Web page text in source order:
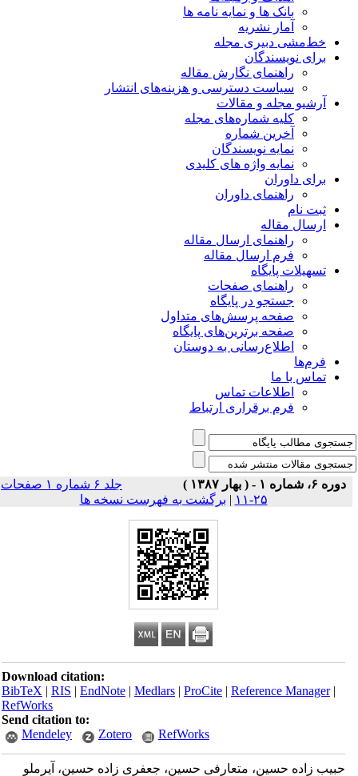
بانک ها و نمایه نامه ها
آمار نشریه
خط‌مشی دبیری مجله
برای نویسندگان
راهنمای نگارش مقاله
سیاست دسترسی و هزینه‌های انتشار
آرشیو مجله و مقالات
کلیه شماره‌های مجله
آخرین شماره
نمایه نویسندگان
نمایه واژه های کلیدی
برای داوران
راهنمای داوران
ثبت نام
ارسال مقاله
راهنمای ارسال مقاله
فرم ارسال مقاله
تسهیلات پایگاه
راهنمای صفحات
جستجو در پایگاه
صفحه پرسش‌های متداول
صفحه برترین‌های پایگاه
اطلاع‌رسانی به دوستان
فرم‌ها
تماس با ما
اطلاعات تماس
فرم برقراری ارتباط
دوره ۶، شماره ۱ - ( بهار ۱۳۸۷ )
جلد ۶ شماره ۱ صفحات
۲۵-۱۱
| برگشت به فهرست نسخه ها
Download citation:
BibTeX|RIS|EndNote|Medlars|ProCite|Reference Manager
RefWorks
Send citation to:
Mendeley
Zotero RefWorks
حبیب زاده حسین، متعارفی حسین، جعفری زاده حسین، آیرملو